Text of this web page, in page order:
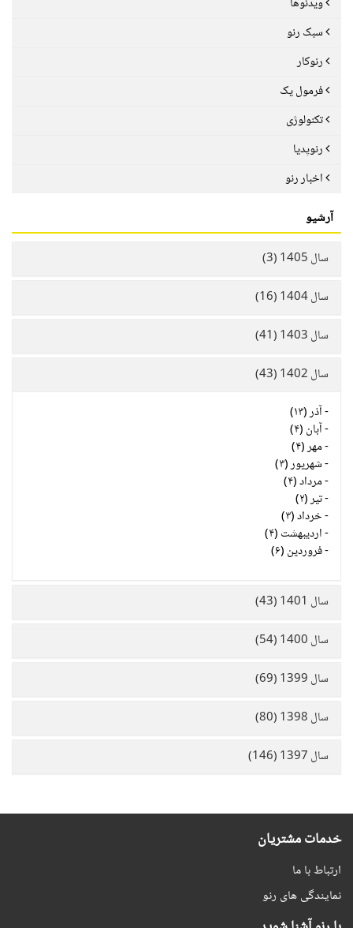
سبک رنو
رنوکار
فرمول یک
تکنولوژی
رنوپدیا
اخبار رنو
آرشیو
سال 1405 (3)
سال 1404 (16)
سال 1403 (41)
سال 1402 (43)
-آذر (۱۳)
-آبان (۴)
-مهر (۴)
-شهریور (۳)
-مرداد (۴)
-تیر (۲)
-خرداد (۳)
-اردیبهشت (۴)
-فروردین (۶)
سال 1401 (43)
سال 1400 (54)
سال 1399 (69)
سال 1398 (80)
سال 1397 (146)
خدمات مشتریان
ارتباط با ما
نمایندگی های رنو